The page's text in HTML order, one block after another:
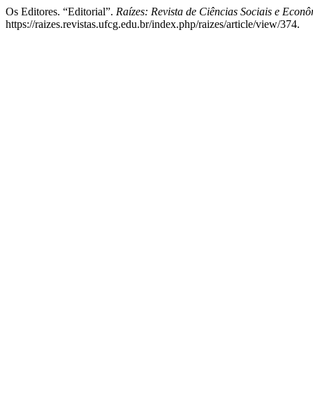
Os Editores. “Editorial”. Raízes: Revista de Ciências Sociais e
https://raizes.revistas.ufcg.edu.br/index.php/raizes/article/view/374.